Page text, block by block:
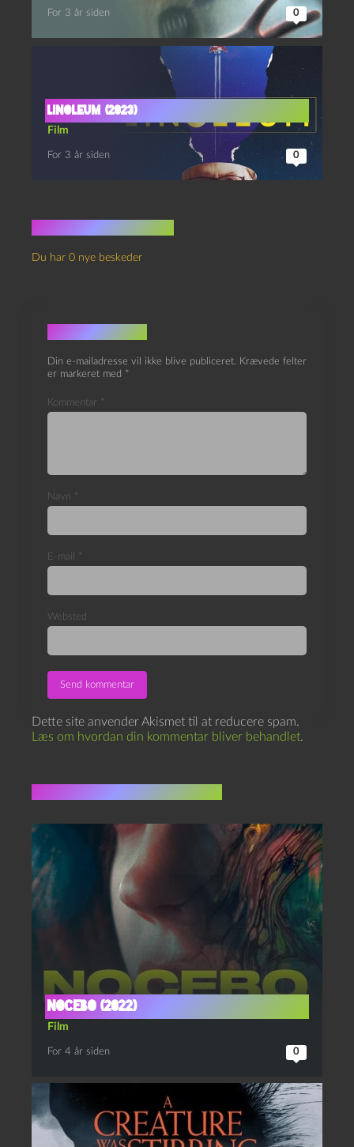
For 3 år siden 0
Linoleum (2023)
Film
For 3 år siden 0
Du har 0 nye beskeder
Skriv et svar
Din e-mailadresse vil ikke blive publiceret. Krævede felter
er markeret med *
Kommentar *
Navn *
E-mail *
Websted
Dette site anvender Akismet til at reducere spam.
Læs om hvordan din kommentar bliver behandlet.
Nocebo (2022)
Film
For 4 år siden 0